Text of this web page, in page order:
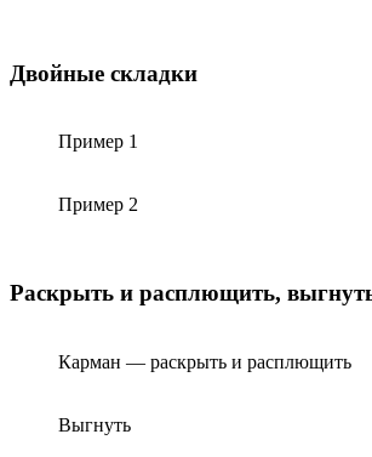
Двойные складки
Пример 1
Пример 2
Раскрыть и расплющить,
Карман — раскрыть и расплющить
Выгнуть